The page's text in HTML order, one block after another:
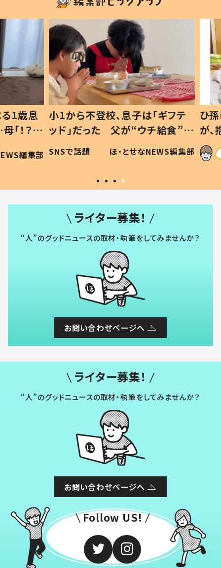
歳息
？」
編集部
小1から不登校、息子は「ギフテ
ッド」だった 父が“ウチ給食”を
作り続ける理由とは #令和の親
#令和の子
SNSで話題 ほ・とせなNEWS編集部
ひ孫
が、抱
「涙が
い」
ライター募集！
“人”のグッドニュースの取材・執筆をしてみませんか？
お問い合わせページへ
ライター募集！
“人”のグッドニュースの取材・執筆をしてみませんか？
お問い合わせページへ
Follow US!